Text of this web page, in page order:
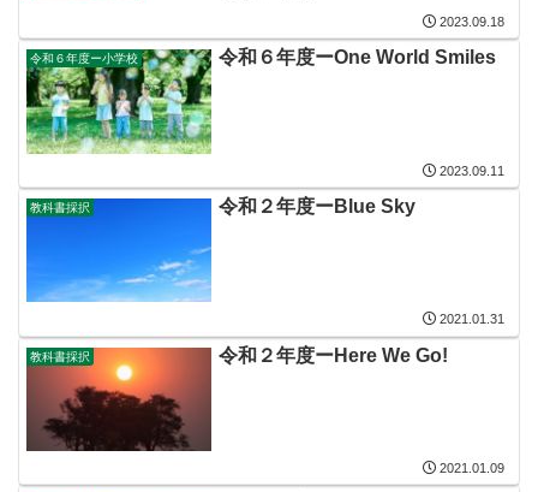
2023.09.18
令和６年度ー小学校 令和６年度ーOne World Smiles
2023.09.11
教科書採択 令和２年度ーBlue Sky
2021.01.31
教科書採択 令和２年度ーHere We Go!
2021.01.09